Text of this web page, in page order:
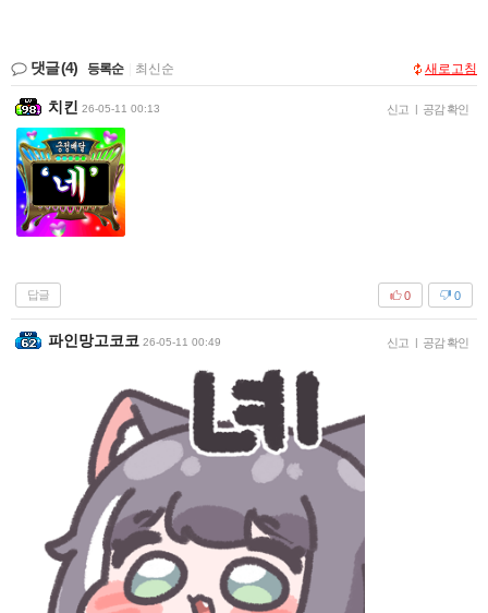
댓글(4) 등록순 최신순 새로고침
치킨 26-05-11 00:13 신고 | 공감 확인
답글 0
0
파인망고코코 26-05-11 00:49 신고 | 공감 확인